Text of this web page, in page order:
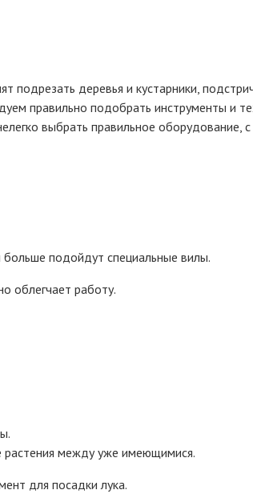
деревья и кустарники,
правильно подобрать инструменты и
выбрать правильное
подойдут специальные вилы.
облегчает работу.
растения между уже имеющимися.
для посадки лука.